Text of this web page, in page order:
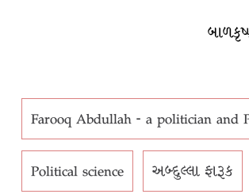
Farooq Abdullah - a politician and
Political science અબ્દુલ્લા ફારૂક